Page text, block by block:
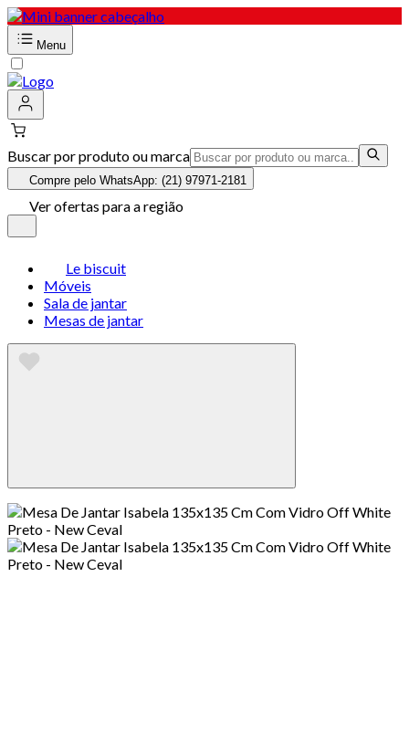
Menu
Buscar por produto ou marca
Compre pelo WhatsApp: (21) 97971-2181
Ver ofertas para a região
Le biscuit
Móveis
Sala de jantar
Mesas de jantar